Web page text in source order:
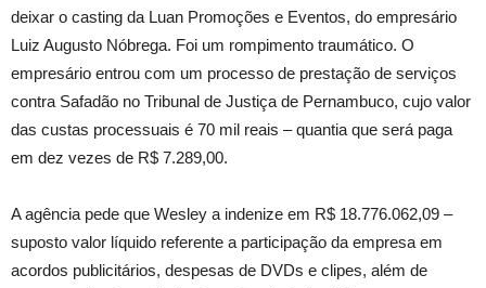
deixar o casting da Luan Promoções e Eventos, do empresário
Luiz Augusto Nóbrega. Foi um rompimento traumático. O
empresário entrou com um processo de prestação de serviços
contra Safadão no Tribunal de Justiça de Pernambuco, cujo valor
das custas processuais é 70 mil reais – quantia que será paga
em dez vezes de R$ 7.289,00.
A agência pede que Wesley a indenize em R$ 18.776.062,09 –
suposto valor líquido referente a participação da empresa em
acordos publicitários, despesas de DVDs e clipes, além de